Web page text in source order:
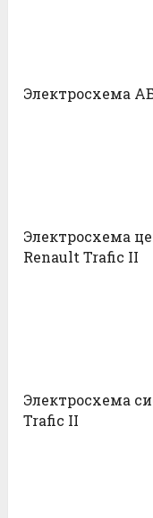
Электросхема
Электросхема
Renault Trafic II
Электросхема
Trafic II